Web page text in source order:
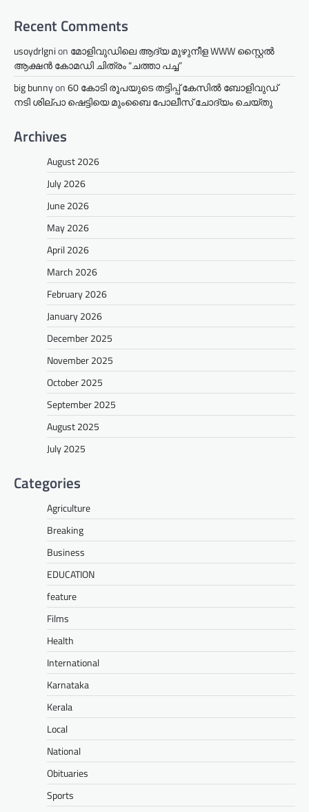
Recent Comments
usoydrlgnion മോളിവുഡിലെ ആദ്യ മുഴുനീള WWW സ്റ്റൈൽ
ആക്ഷൻ കോമഡി ചിത്രം “ചത്താ പച്ച”
big bunnyon60 കോടി രൂപയുടെ തട്ടിപ്പ് കേസിൽ ബോളിവുഡ്
നടി ശില്പാ ഷെട്ടിയെ മുംബൈ പോലീസ് ചോദ്യം ചെയ്തു
Archives
August 2026
July 2026
June 2026
May 2026
April 2026
March 2026
February 2026
January 2026
December 2025
November 2025
October 2025
September 2025
August 2025
July 2025
Categories
Agriculture
Breaking
Business
EDUCATION
feature
Films
Health
International
Karnataka
Kerala
Local
National
Obituaries
Sports